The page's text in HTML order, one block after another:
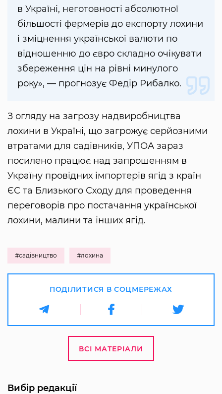
в Україні, неготовності абсолютної
більшості фермерів до експорту лохини
і зміцнення української валюти по
відношенню до євро складно очікувати
збереження цін на рівні минулого
року», — прогнозує Федір Рибалко.
З огляду на загрозу надвиробництва
лохини в Україні, що загрожує серйозними
втратами для садівників, УПОА зараз
посилено працює над запрошенням в
Україну провідних імпортерів ягід з країн
ЄС та Близького Сходу для проведення
переговорів про постачання української
лохини, малини та інших ягід.
#садівництво #лохина
ПОДІЛИТИСЯ В СОЦМЕРЕЖАХ
ВСІ МАТЕРІАЛИ
Вибір редакції